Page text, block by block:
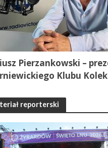
Pierzankowski –
Klubu
reporterski